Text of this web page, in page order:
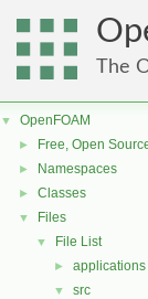
The
▼ OpenFOAM
► Free, Open
► Namespaces
► Classes
▼ Files
▼ File List
► applications
▼ src